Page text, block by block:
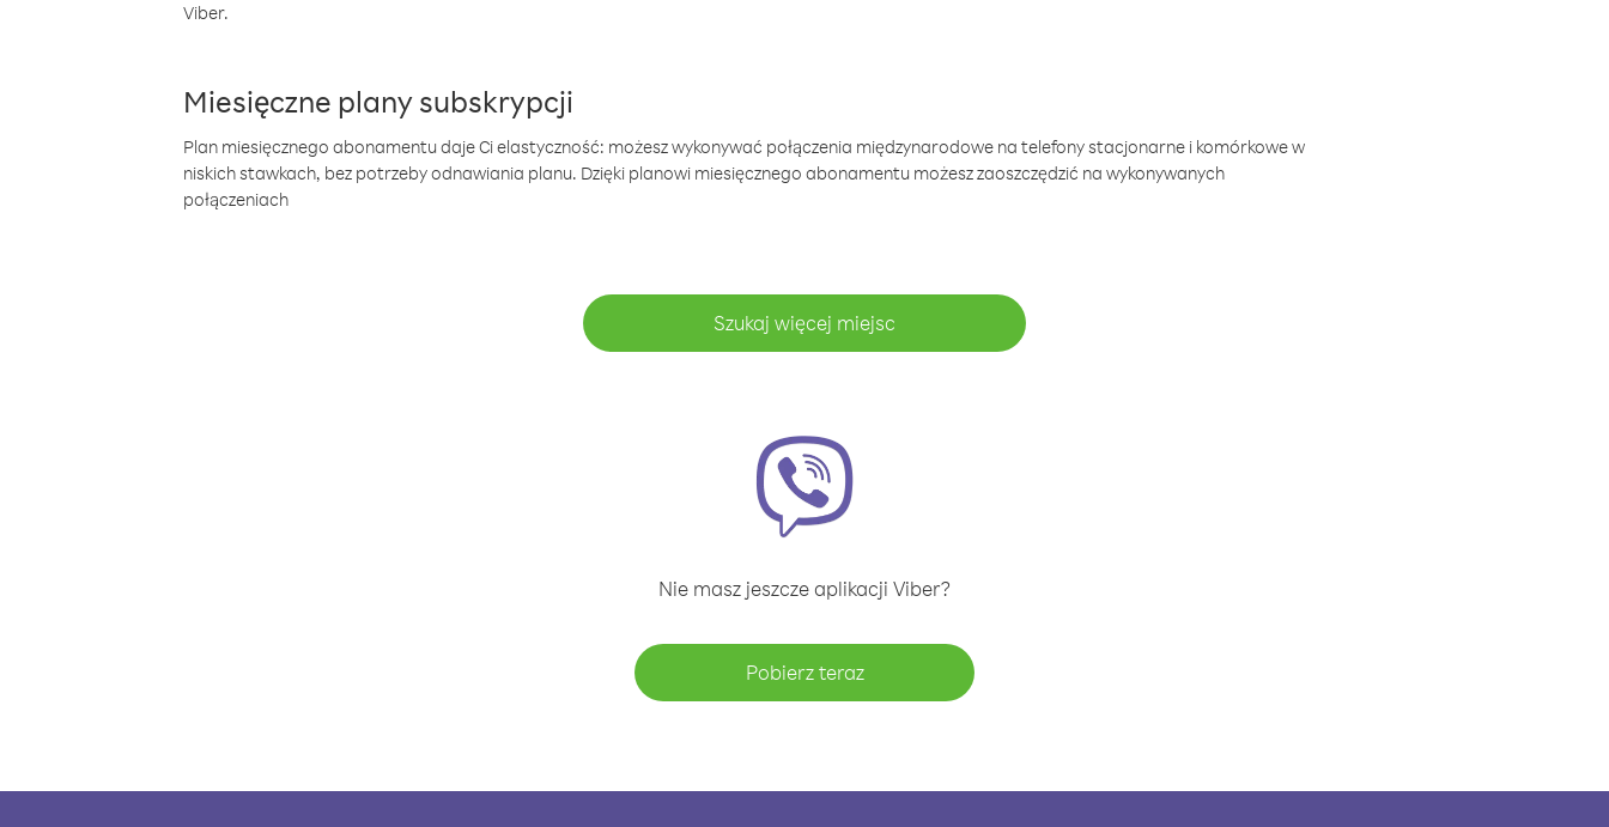
Viber.
Miesięczne plany subskrypcji
Plan miesięcznego abonamentu daje Ci elastyczność: możesz wykonywać połączenia międzynarodowe na telefony stacjonarne i komórkowe w
niskich stawkach, bez potrzeby odnawiania planu. Dzięki planowi miesięcznego abonamentu możesz zaoszczędzić na wykonywanych
połączeniach
Szukaj więcej miejsc
Nie masz jeszcze aplikacji Viber?
Pobierz teraz